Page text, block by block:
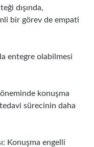
dışında,
bir görev de empati
entegre olabilmesi
konuşma
sürecinin daha
Konuşma engelli